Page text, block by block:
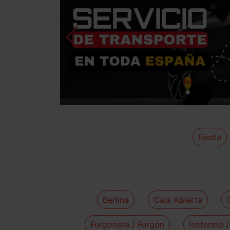
Fiesta
Berlina Caja Abierta
Furgoneta / Furgón Isotermo